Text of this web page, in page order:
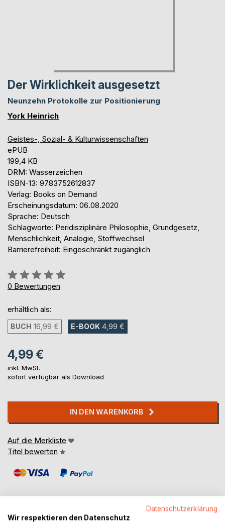
Der Wirklichkeit ausgesetzt
Neunzehn Protokolle zur Positionierung
York Heinrich
Geistes-, Sozial- & Kulturwissenschaften
ePUB
199,4 KB
DRM: Wasserzeichen
ISBN-13: 9783752612837
Verlag: Books on Demand
Erscheinungsdatum: 06.08.2020
Sprache: Deutsch
Schlagworte: Peridisziplinäre Philosophie, Grundgesetz,
Menschlichkeit, Analogie, Stoffwechsel
Barrierefreiheit: Eingeschränkt zugänglich
Bewertung::
0%
0 Bewertungen
erhältlich als:
BUCH 16,99 € E-BOOK 4,99 €
4,99 €
inkl. MwSt.
sofort verfügbar als Download
IN DEN WARENKORB
Auf die Merkliste
Titel bewerten
Datenschutzerklärung
Wir respektieren den Datenschutz